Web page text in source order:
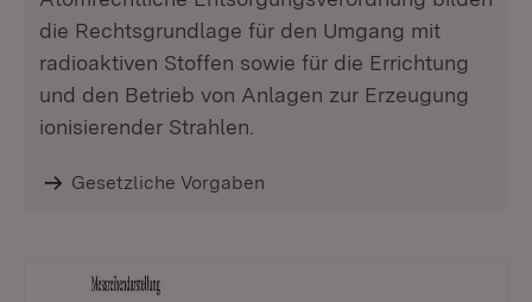
die Rechtsgrundlage für den Umgang mit
radioaktiven Stoffen sowie für die Errichtung
und den Betrieb von Anlagen zur Erzeugung
ionisierender Strahlen.
Gesetzliche Vorgaben